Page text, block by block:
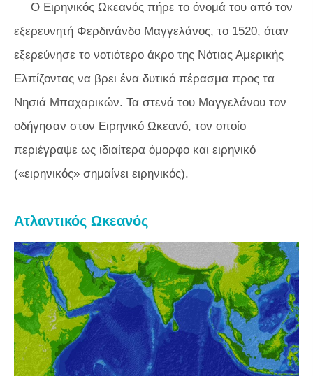
Ο Ειρηνικός Ωκεανός πήρε το όνομά του από τον
εξερευνητή Φερδινάνδο Μαγγελάνος, το 1520, όταν
εξερεύνησε το νοτιότερο άκρο της Νότιας Αμερικής
Ελπίζοντας να βρει ένα δυτικό πέρασμα προς τα
Νησιά Μπαχαρικών. Τα στενά του Μαγγελάνου τον
οδήγησαν στον Ειρηνικό Ωκεανό, τον οποίο
περιέγραψε ως ιδιαίτερα όμορφο και ειρηνικό
(«ειρηνικός» σημαίνει ειρηνικός).
Ατλαντικός Ωκεανός